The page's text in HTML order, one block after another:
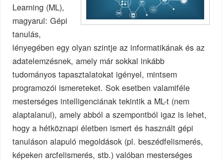
Learning (ML),
magyarul: Gépi
tanulás,
lényegében egy olyan szintje az informatikának és az
adatelemzésnek, amely már sokkal inkább
tudományos tapasztalatokat igényel, mintsem
programozói ismereteket. Sok esetben valamiféle
mesterséges intelligenciának tekintik a ML-t (nem
alaptalanul), amely abból a szempontból igaz is lehet,
hogy a hétköznapi életben ismert és használt gépi
tanuláson alapuló megoldások (pl. beszédfelismerés,
képeken arcfelismerés, stb.) valóban mesterséges